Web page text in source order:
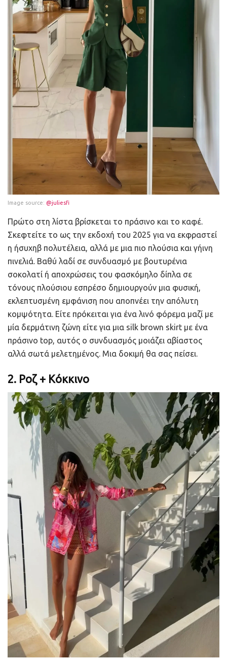
Image source: @juliesfi
Πρώτο στη λίστα βρίσκεται το πράσινο και το καφέ.
Σκεφτείτε το ως την εκδοχή του 2025 για να εκφραστεί
η ήσυχηβ πολυτέλεια, αλλά με μια πιο πλούσια και γήινη
πινελιά. Βαθύ λαδί σε συνδυασμό με βουτυρένια
σοκολατί ή αποχρώσεις του φασκόμηλο δίπλα σε
τόνους πλούσιου εσπρέσο δημιουργούν μια φυσική,
εκλεπτυσμένη εμφάνιση που αποπνέει την απόλυτη
κομψότητα. Είτε πρόκειται για ένα λινό φόρεμα μαζί με
μία δερμάτινη ζώνη είτε για μια silk brown skirt με ένα
πράσινο top, αυτός ο συνδυασμός μοιάζει αβίαστος
αλλά σωτά μελετημένος. Μια δοκιμή θα σας πείσει.
2. Ροζ + Κόκκινο